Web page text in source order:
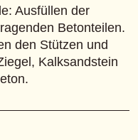
Ausfüllen der
Betonteilen.
den Stützen und
Kalksandstein